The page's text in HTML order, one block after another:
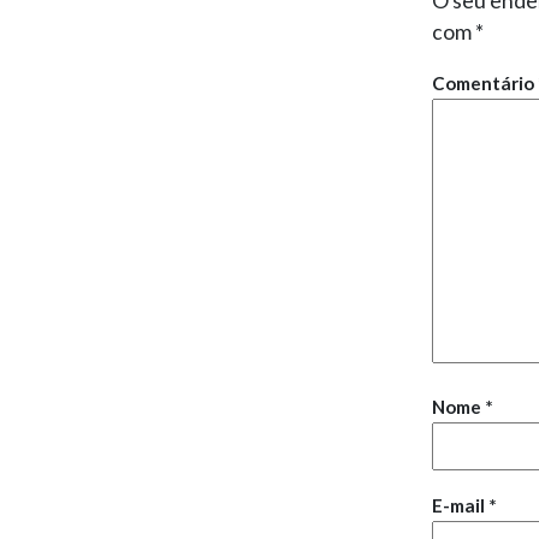
com*
Comentário
Nome *
E-mail *